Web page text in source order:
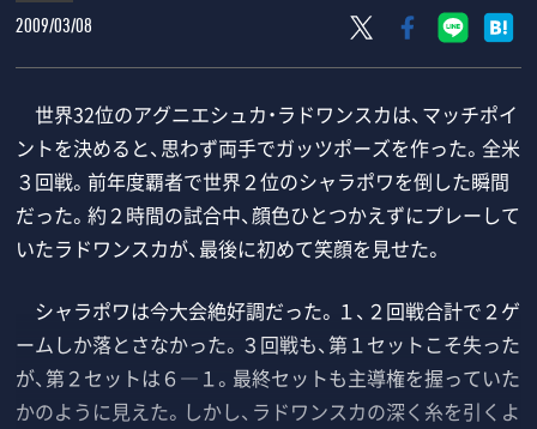
2009/03/08
世界32位のアグニエシュカ・ラドワンスカは、マッチポイ
ントを決めると、思わず両手でガッツポーズを作った。全米
３回戦。前年度覇者で世界２位のシャラポワを倒した瞬間
だった。約２時間の試合中、顔色ひとつかえずにプレーして
いたラドワンスカが、最後に初めて笑顔を見せた。
シャラポワは今大会絶好調だった。１、２回戦合計で２ゲ
ームしか落とさなかった。３回戦も、第１セットこそ失った
が、第２セットは６―１。最終セットも主導権を握っていた
かのように見えた。しかし、ラドワンスカの深く糸を引くよ